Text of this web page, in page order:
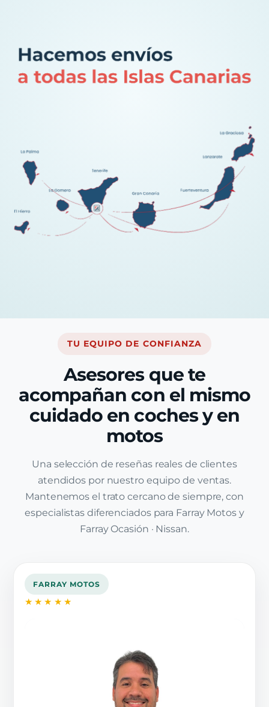
TU EQUIPO DE CONFIANZA
Asesores que te
acompañan con el mismo
cuidado en coches y en
motos
Una selección de reseñas reales de clientes
atendidos por nuestro equipo de ventas.
Mantenemos el trato cercano de siempre, con
especialistas diferenciados para Farray Motos y
Farray Ocasión · Nissan.
FARRAY MOTOS
★★★★★